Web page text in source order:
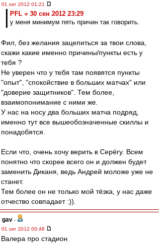
01 окт 2012 01:21
PFL » 30 сен 2012 23:29
у меня минимум пять причин так говорить.
Фил, без желания зацепиться за твои слова,
скажи какие именно причины/пункты есть у
тебя ?
Не уверен что у тебя там появятся пункты
"опыт", "спокойствие в больших матчах" или
"доверие защитников". Тем более,
взаимопонимание с ними же.
У нас на носу два больших матча подряд,
именно тут все вышеобозначенные скиллы и
понадобятся.
Если что, очень хочу верить в Серёгу. Всем
понятно что скорее всего он и должен будет
заменить Диканя, ведь Андрей моложе уже не
станет.
Тем более он не только мой тёзка, у нас даже
отчество совпадает :)).
gav -
01 окт 2012 00:48
Валера про стадион